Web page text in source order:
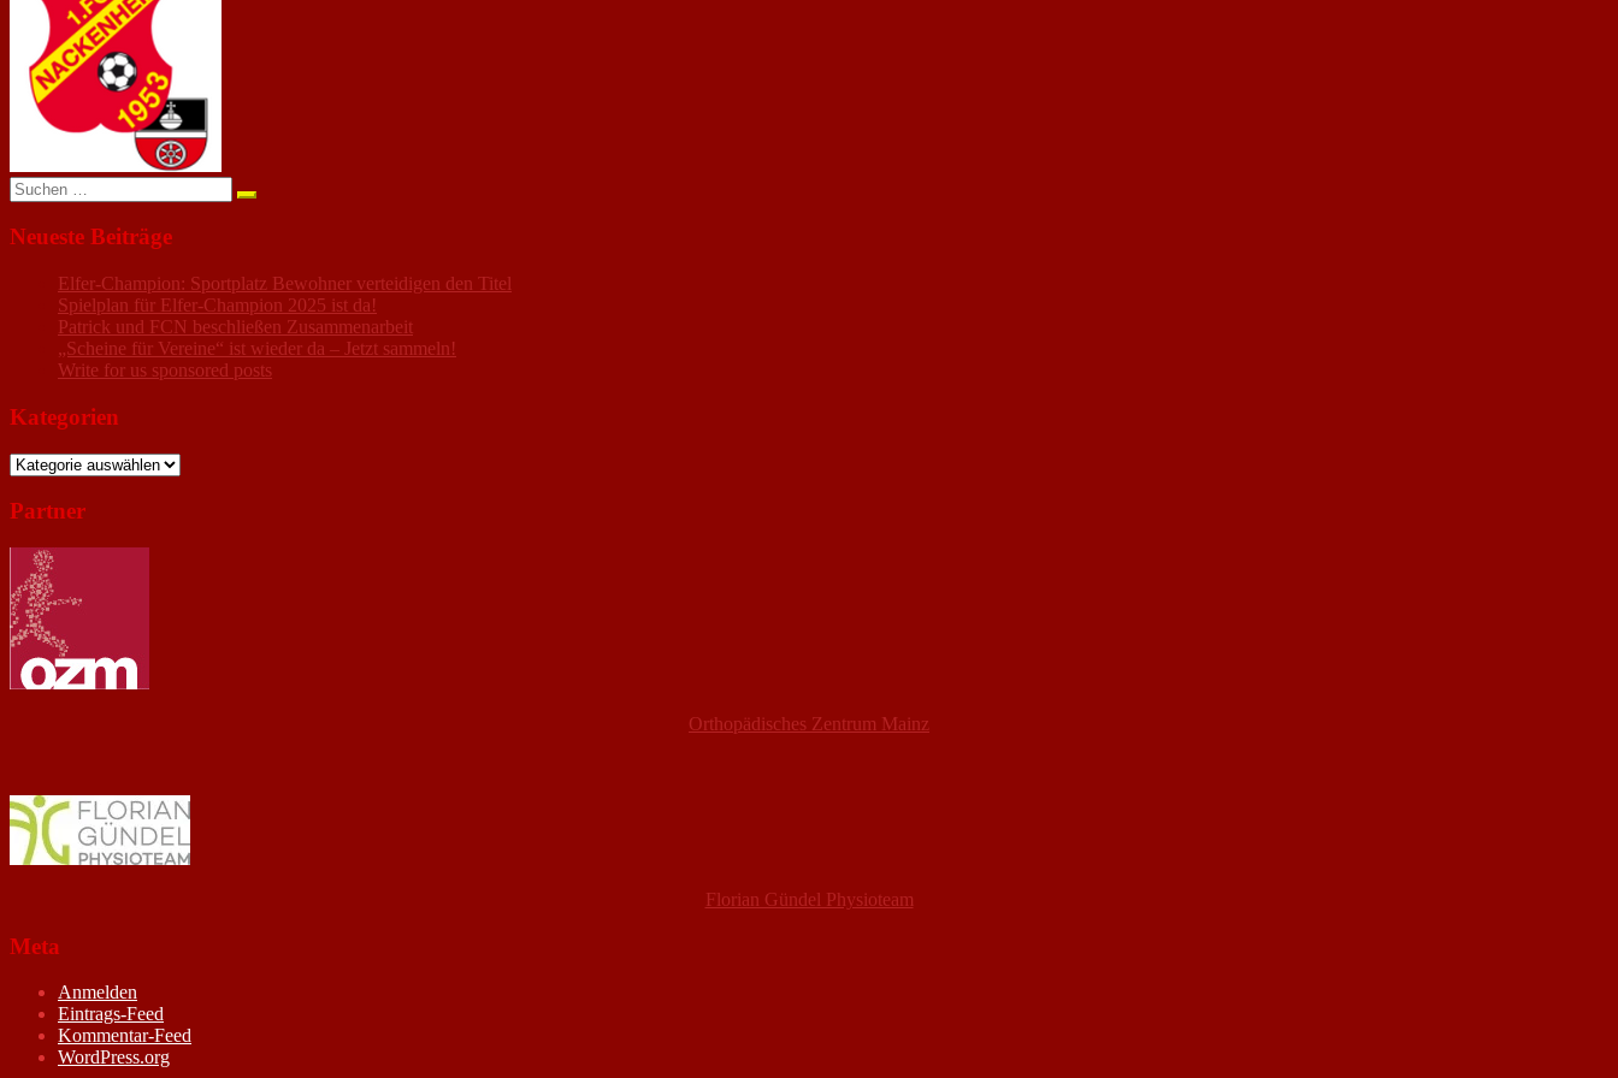
anzeigen
Suchen
nach:
Neueste Beiträge
Elfer-Champion: Sportplatz Bewohner verteidigen den Titel
Spielplan für Elfer-Champion 2025 ist da!
Patrick und FCN beschließen Zusammenarbeit
„Scheine für Vereine“ ist wieder da – Jetzt sammeln!
Write for us sponsored posts
Kategorien
Kategorien
Partner
Orthopädisches Zentrum Mainz
Florian Gündel Physioteam
Meta
Anmelden
Eintrags-Feed
Kommentar-Feed
WordPress.org